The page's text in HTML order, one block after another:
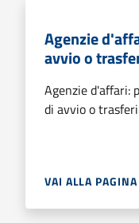
Agenzie
avvio o
Agenzie d'affari:
di avvio o
VAI ALLA PAGINA